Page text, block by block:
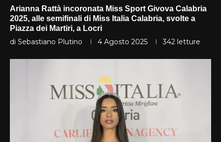
Arianna Rattà incoronata Miss Sport Givova Calabria
2025, alle semifinali di Miss Italia Calabria, svolte a
Piazza dei Martiri, a Locri
di Sebastiano Plutino 4 Agosto 2025 342 letture